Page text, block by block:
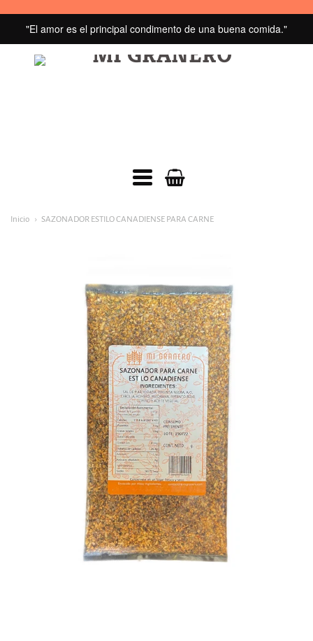
"El amor es el principal condimento de una buena comida."
MI
Menú
Inicio SAZONADOR ESTILO CANADIENSE PARA CARNE